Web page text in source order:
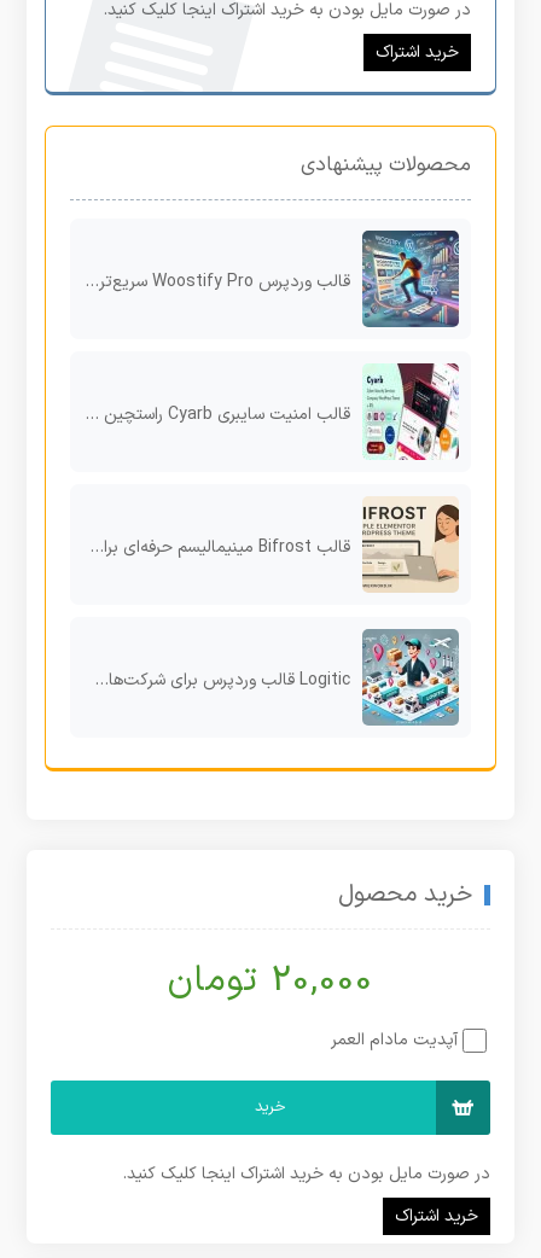
در صورت مایل بودن به خرید اشتراک اینجا کلیک کنید.
خرید اشتراک
محصولات پیشنهادی
قالب وردپرس Woostify Pro سریع‌ترین و بهترین گزینه برای ووکامرس
قالب امنیت سایبری Cyarb راستچین برای وردپرس
قالب Bifrost مینیمالیسم حرفه‌ای برای سایت‌های خلاق، سبک و شیک وردپرسی
Logitic قالب وردپرس برای شرکت‌های لجستیکی و باربری با طراحی سازمانی و ساختار هدفمند
خرید محصول
20,000 تومان
آپدیت مادام العمر
خرید
در صورت مایل بودن به خرید اشتراک اینجا کلیک کنید.
خرید اشتراک